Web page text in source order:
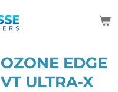
OZONE EDGE
VT ULTRA-X